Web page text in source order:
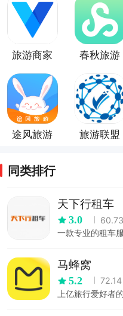
旅游商家
春秋旅游
途风旅游
旅游联盟
同类排行
天下行租车
3.0
一款专业的租车
马蜂窝
5.2
上亿旅行爱好者